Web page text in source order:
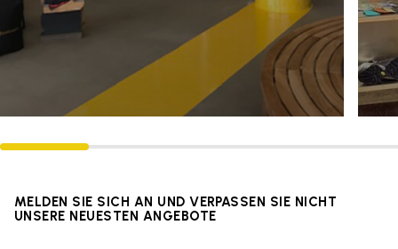
MELDEN SIE SICH AN UND VERPASSEN SIE NICHT
UNSERE NEUESTEN ANGEBOTE